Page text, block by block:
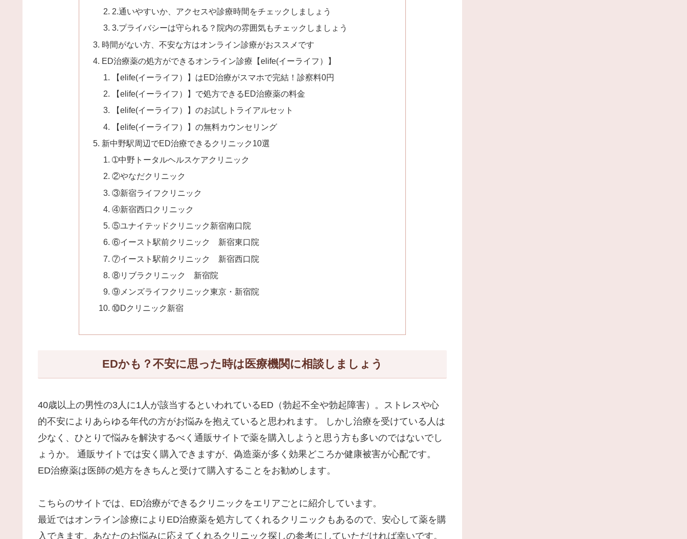
2.通いやすいか、アクセスや診療時間をチェックしましょう
3.プライバシーは守られる？院内の雰囲気もチェックしましょう
時間がない方、不安な方はオンライン診療がおススメです
ED治療薬の処方ができるオンライン診療【elife(イーライフ）】
【elife(イーライフ）】はED治療がスマホで完結！診察料0円
【elife(イーライフ）】で処方できるED治療薬の料金
【elife(イーライフ）】のお試しトライアルセット
【elife(イーライフ）】の無料カウンセリング
新中野駅周辺でED治療できるクリニック10選
➀中野トータルヘルスケアクリニック
②やなだクリニック
③新宿ライフクリニック
④新宿西口クリニック
⑤ユナイテッドクリニック新宿南口院
⑥イースト駅前クリニック 新宿東口院
⑦イースト駅前クリニック 新宿西口院
⑧リブラクリニック 新宿院
⑨メンズライフクリニック東京・新宿院
⑩Dクリニック新宿
EDかも？不安に思った時は医療機関に相談しましょう
40歳以上の男性の3人に1人が該当するといわれているED（勃起不全や勃起障害）。ストレスや心
的不安によりあらゆる年代の方がお悩みを抱えていると思われます。 しかし治療を受けている人は
少なく、ひとりで悩みを解決するべく通販サイトで薬を購入しようと思う方も多いのではないでし
ょうか。 通販サイトでは安く購入できますが、偽造薬が多く効果どころか健康被害が心配です。
ED治療薬は医師の処方をきちんと受けて購入することをお勧めします。
こちらのサイトでは、ED治療ができるクリニックをエリアごとに紹介しています。
最近ではオンライン診療によりED治療薬を処方してくれるクリニックもあるので、安心して薬を購
入できます。あなたのお悩みに応えてくれるクリニック探しの参考にしていただければ幸いです。